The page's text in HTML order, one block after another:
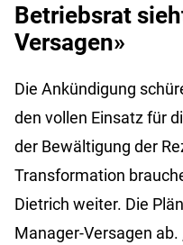
Betriebsrat
Versagen»
Die Ankündigung
den vollen Einsatz für
der Bewältigung der
Transformation
Dietrich weiter. Die
Manager-Versagen ab.